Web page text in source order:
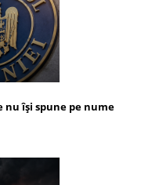
nu își spune pe nume